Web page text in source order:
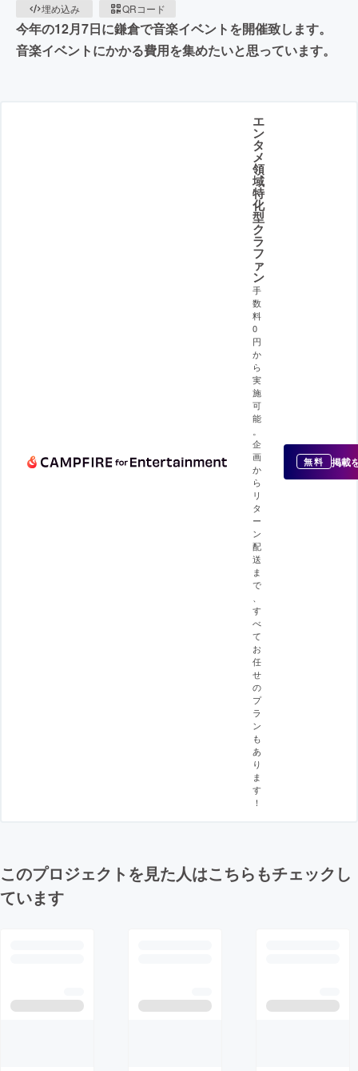
埋め込み
QRコード
今年の12月7日に鎌倉で音楽イベントを開催致します。
音楽イベントにかかる費用を集めたいと思っています。
エ
ン
タ
メ
領
域
特
化
型
ク
ラ
フ
ァ
ン
手
数
料
0
円
か
ら
実
施
可
能
企
画
か
ら
リ
タ
ー
ン
配
送
ま
で
す
べ
て
お
任
せ
の
プ
ラ
ン
も
あ
り
ま
す
！
無料 掲載
このプロジェクトを見た人はこちらもチェックし
ています